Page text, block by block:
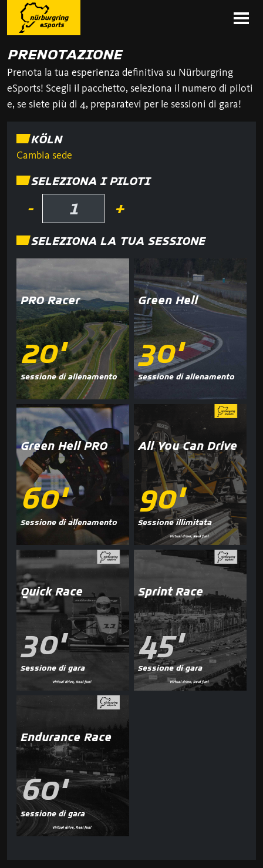
PRENOTAZIONE
Prenota la tua esperienza definitiva su Nürburgring
eSports! Scegli il pacchetto, seleziona il numero di piloti
e, se siete più di 4, preparatevi per le sessioni di gara!
KÖLN
Cambia sede
SELEZIONA I PILOTI
- +
SELEZIONA LA TUA SESSIONE
PRO Racer
20'
Sessione di allenamento
Green Hell
30'
Sessione di allenamento
Green Hell PRO
60'
Sessione di allenamento
All You Can Drive
90'
Sessione illimitata
Quick Race
30'
Sessione di gara
Sprint Race
45'
Sessione di gara
Endurance Race
60'
Sessione di gara